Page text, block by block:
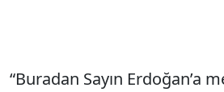
“Buradan Sayın Erdoğan’a